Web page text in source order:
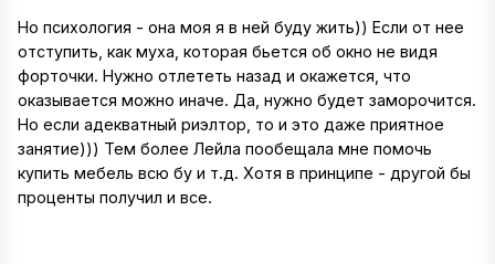
Но психология - она моя я в ней буду жить)) Если от нее
отступить, как муха, которая бьется об окно не видя
форточки. Нужно отлететь назад и окажется, что
оказывается можно иначе. Да, нужно будет заморочится.
Но если адекватный риэлтор, то и это даже приятное
занятие))) Тем более Лейла пообещала мне помочь
купить мебель всю бу и т.д. Хотя в принципе - другой бы
проценты получил и все.